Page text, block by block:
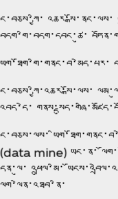
ང་བཅས་ཀྱི་
བདག་གི་བདག་དབང་ཚུ་
ཡིག་ཐོག་གི་གནང་བ་མེད་པར་
ང་བཅས་ཀྱི་འཆར་སྒོ་ལས་
འབད་དེ་
ང་བཅས་ལས་
(data mine) ཡང་ན་
དོན་ལུ་ འཕྲུལ་མི་
ལག་ལེན་འཐབ་ནི་